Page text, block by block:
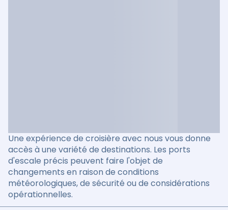
Une expérience de croisière avec nous vous donne
accès à une variété de destinations. Les ports
d'escale précis peuvent faire l'objet de
changements en raison de conditions
météorologiques, de sécurité ou de considérations
opérationnelles.